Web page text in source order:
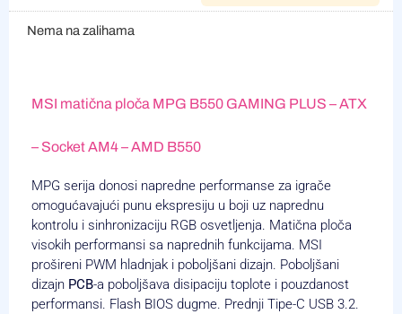
Nema na zalihama
MSI matična ploča MPG B550 GAMING PLUS – ATX
– Socket AM4 – AMD B550
MPG serija donosi napredne performanse za igrače
omogućavajući punu ekspresiju u boji uz naprednu
kontrolu i sinhronizaciju RGB osvetljenja. Matična ploča
visokih performansi sa naprednih funkcijama. MSI
prošireni PWM hladnjak i poboljšani dizajn. Poboljšani
dizajn PCB-a poboljšava disipaciju toplote i pouzdanost
performansi. Flash BIOS dugme. Prednji Tipe-C USB 3.2.